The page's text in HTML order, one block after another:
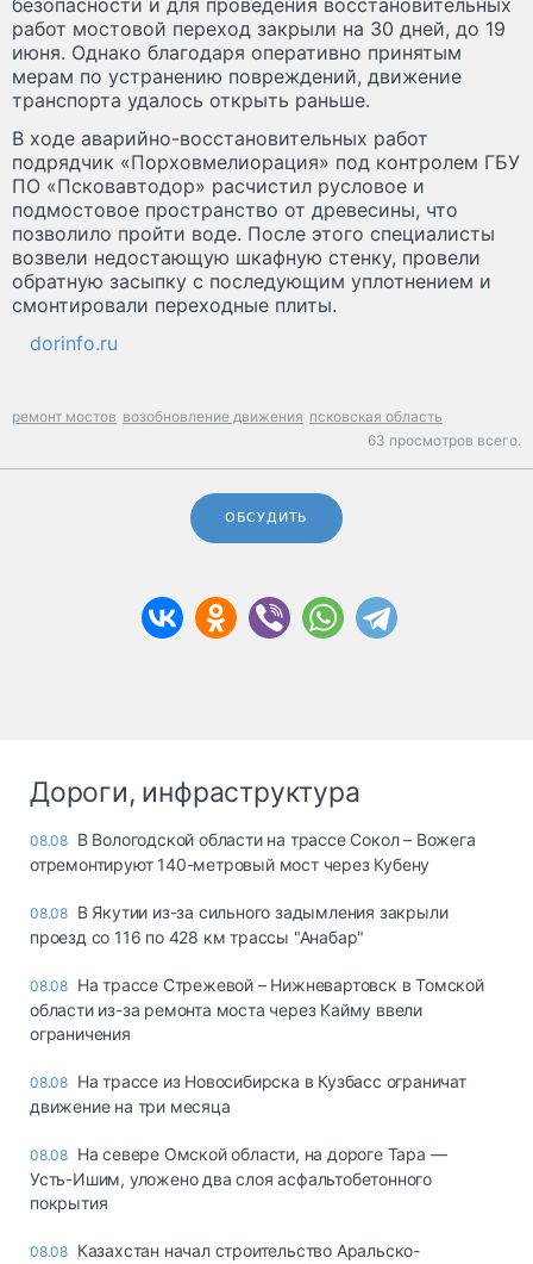
безопасности и для проведения восстановительных
работ мостовой переход закрыли на 30 дней, до 19
июня. Однако благодаря оперативно принятым
мерам по устранению повреждений, движение
транспорта удалось открыть раньше.
В ходе аварийно-восстановительных работ
подрядчик «Порховмелиорация» под контролем ГБУ
ПО «Псковавтодор» расчистил русловое и
подмостовое пространство от древесины, что
позволило пройти воде. После этого специалисты
возвели недостающую шкафную стенку, провели
обратную засыпку с последующим уплотнением и
смонтировали переходные плиты.
dorinfo.ru
ремонт мостов возобновление движения псковская область
63 просмотров всего.
ОБСУДИТЬ
Дороги, инфраструктура
08.08 В Вологодской области на трассе Сокол – Вожега
отремонтируют 140-метровый мост через Кубену
08.08 В Якутии из-за сильного задымления закрыли
проезд со 116 по 428 км трассы "Анабар"
08.08 На трассе Стрежевой – Нижневартовск в Томской
области из-за ремонта моста через Кайму ввели
ограничения
08.08 На трассе из Новосибирска в Кузбасс ограничат
движение на три месяца
08.08 На севере Омской области, на дороге Тара —
Усть-Ишим, уложено два слоя асфальтобетонного
покрытия
08.08 Казахстан начал строительство Аральско-